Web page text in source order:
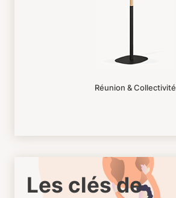
Réunion & Collectivité
Les clés de